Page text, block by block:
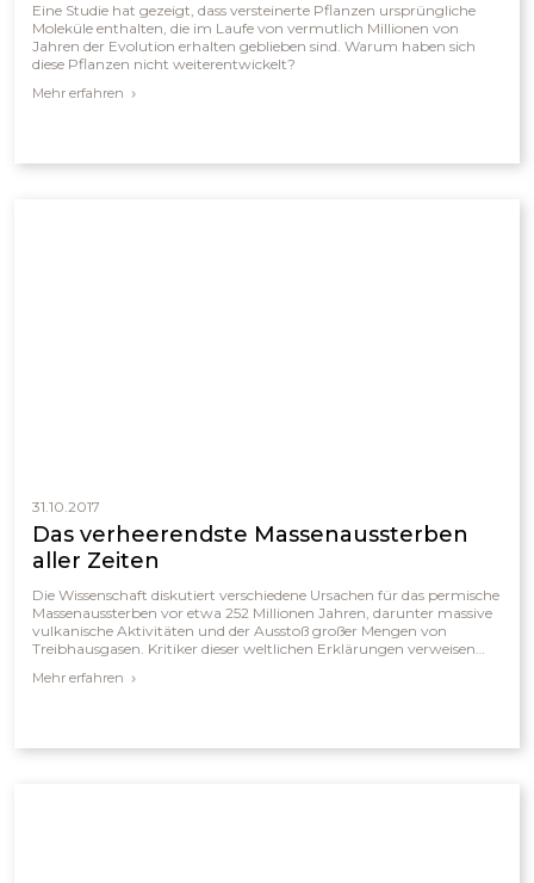
Eine Studie hat gezeigt, dass versteinerte Pflanzen ursprüngliche
Moleküle enthalten, die im Laufe von vermutlich Millionen von
Jahren der Evolution erhalten geblieben sind. Warum haben sich
diese Pflanzen nicht weiterentwickelt?
Mehr erfahren
31.10.2017
Das verheerendste Massenaussterben
aller Zeiten
Die Wissenschaft diskutiert verschiedene Ursachen für das permische
Massenaussterben vor etwa 252 Millionen Jahren, darunter massive
vulkanische Aktivitäten und der Ausstoß großer Mengen von
Treibhausgasen. Kritiker dieser weltlichen Erklärungen verweisen
katastrophales Ereignis hindeuten, das sie mit dem biblischen
und Fossilien hinterließ.
Mehr erfahren